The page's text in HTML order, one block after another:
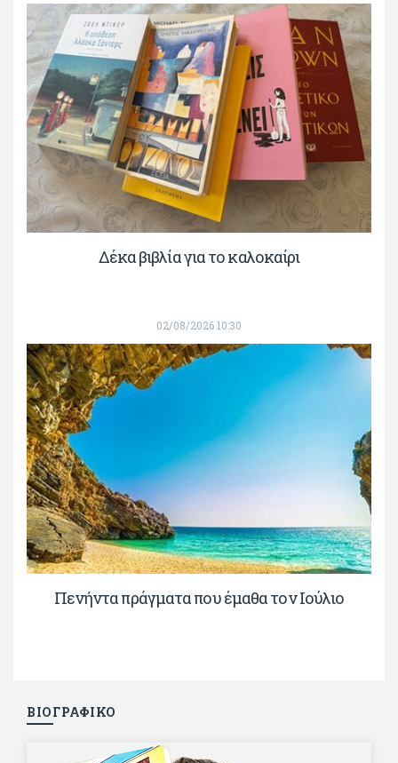
Δέκα βιβλία για το καλοκαίρι
02/08/2026 10:30
Πενήντα πράγματα που έμαθα τον Ιούλιο
ΒΙΟΓΡΑΦΙΚΟ